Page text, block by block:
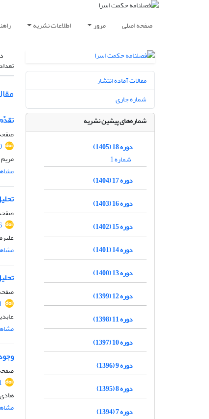
صفحه اصلی مرور اطلاعات نشریه
مقالات آماده انتشار
شماره جاری
شماره‌های پیشین نشریه
دوره 18 (1405)
شماره 1
دوره 17 (1404)
دوره 16 (1403)
دوره 15 (1402)
دوره 14 (1401)
دوره 13 (1400)
دوره 12 (1399)
دوره 11 (1398)
دوره 10 (1397)
دوره 9 (1396)
دوره 8 (1395)
دوره 7 (1394)